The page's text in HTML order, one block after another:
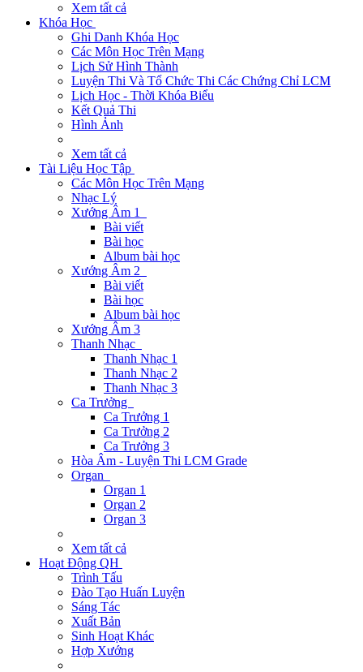
Xem tất cả
Khóa Học
Ghi Danh Khóa Học
Các Môn Học Trên Mạng
Lịch Sử Hình Thành
Luyện Thi Và Tổ Chức Thi Các Chứng Chỉ LCM
Lịch Học - Thời Khóa Biểu
Kết Quả Thi
Hình Ảnh
Xem tất cả
Tài Liệu Học Tập
Các Môn Học Trên Mạng
Nhạc Lý
Xướng Âm 1
Bài viết
Bài học
Album bài học
Xướng Âm 2
Bài viết
Bài học
Album bài học
Xướng Âm 3
Thanh Nhạc
Thanh Nhạc 1
Thanh Nhạc 2
Thanh Nhạc 3
Ca Trưởng
Ca Trưởng 1
Ca Trưởng 2
Ca Trưởng 3
Hòa Âm - Luyện Thi LCM Grade
Organ
Organ 1
Organ 2
Organ 3
Xem tất cả
Hoạt Động QH
Trình Tấu
Đào Tạo Huấn Luyện
Sáng Tác
Xuất Bản
Sinh Hoạt Khác
Hợp Xướng